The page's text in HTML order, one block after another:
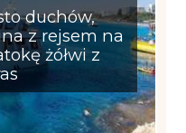
duchów,
z rejsem na
żółwi z